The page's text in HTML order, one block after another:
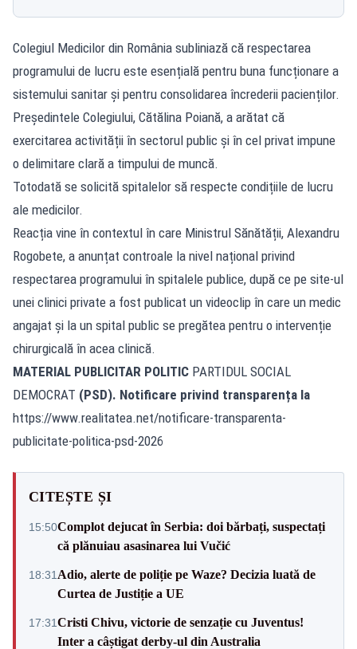
Colegiul Medicilor din România subliniază că respectarea
programului de lucru este esențială pentru buna funcționare a
sistemului sanitar și pentru consolidarea încrederii pacienților.
Președintele Colegiului, Cătălina Poiană, a arătat că
exercitarea activității în sectorul public și în cel privat impune
o delimitare clară a timpului de muncă.
Totodată se solicită spitalelor să respecte condițiile de lucru
ale medicilor.
Reacția vine în contextul în care Ministrul Sănătății, Alexandru
Rogobete, a anunțat controale la nivel național privind
respectarea programului în spitalele publice, după ce pe site-ul
unei clinici private a fost publicat un videoclip în care un medic
angajat și la un spital public se pregătea pentru o intervenție
chirurgicală în acea clinică.
MATERIAL PUBLICITAR POLITIC PARTIDUL SOCIAL
DEMOCRAT (PSD). Notificare privind transparența la
https://www.realitatea.net/notificare-transparenta-
publicitate-politica-psd-2026
CITEȘTE ȘI
15:50Complot dejucat în Serbia: doi bărbați, suspectați
că plănuiau asasinarea lui Vučić
18:31 Adio, alerte de poliție pe Waze? Decizia luată de
Curtea de Justiție a UE
17:31Cristi Chivu, victorie de senzație cu Juventus!
Inter a câștigat derby-ul din Australia